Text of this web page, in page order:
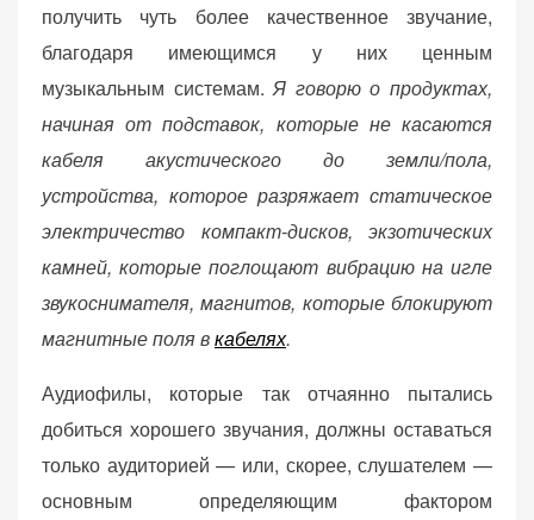
получить чуть более качественное звучание,
благодаря имеющимся у них ценным
музыкальным системам.Я говорю о продуктах,
начиная от подставок, которые не касаются
кабеля акустического до земли/пола,
устройства, которое разряжает статическое
электричество компакт-дисков, экзотических
камней, которые поглощают вибрацию на игле
звукоснимателя, магнитов, которые блокируют
магнитные поля вкабелях.
Аудиофилы, которые так отчаянно пытались
добиться хорошего звучания, должны оставаться
только аудиторией — или, скорее, слушателем —
основным определяющим фактором
корзину,
авторизацию. Они
необходимы для
функционирования
веб-сайта.
Функциональные
Обеспечивают
нормальную
вы откажетесь от
использования
cookie, некоторые
функции веб-сайта
исчезнут.